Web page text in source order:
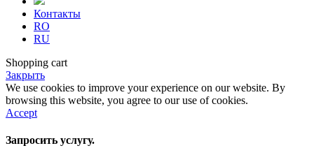
Контакты
RO
RU
Shopping cart
Закрыть
We use cookies to improve your experience on our website. By
browsing this website, you agree to our use of cookies.
Accept
Запросить услугу.